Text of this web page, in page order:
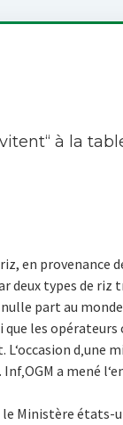
à la
en provenance
deux types de riz
part au
les opérateurs
d‚une
a mené
Ministère états-